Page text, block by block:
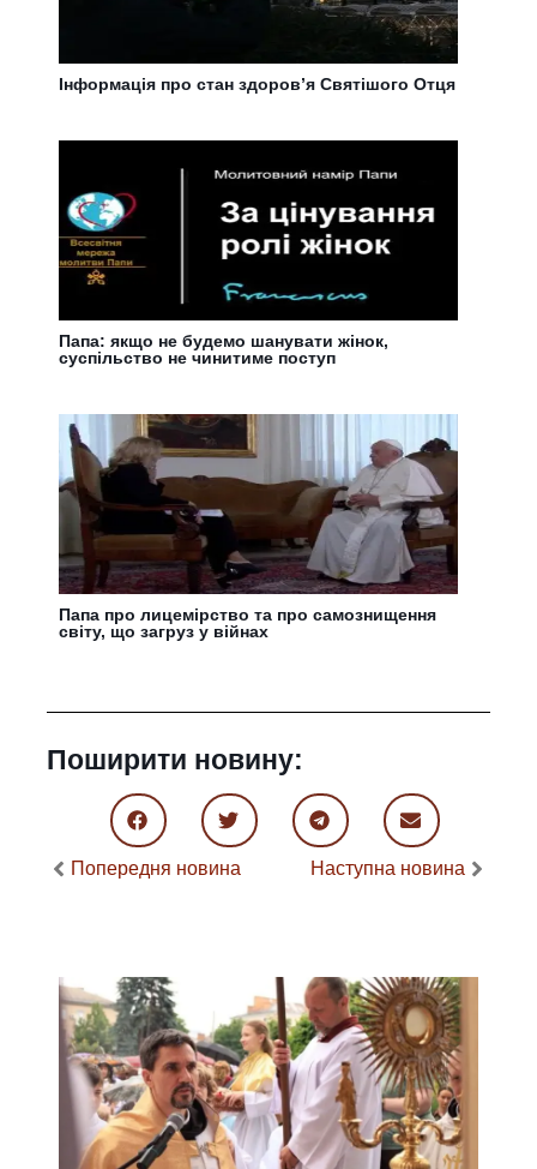
Інформація про стан здоров’я Святішого Отця
Папа: якщо не будемо шанувати жінок,
суспільство не чинитиме поступ
Папа про лицемірство та про самознищення
світу, що загруз у війнах
Поширити новину:
Попередня новина Наступна новина